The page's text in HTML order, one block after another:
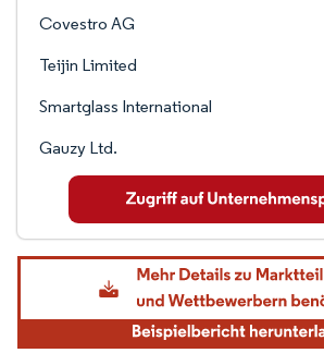
Covestro AG
Teijin Limited
Smartglass International
Gauzy Ltd.